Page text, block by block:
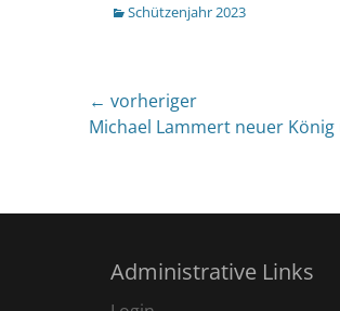
Kategorien
Schützenjahr 2023
Beitragsnavigation
← vorheriger
Vorheriger
Michael Lammert neuer
Administrative Links